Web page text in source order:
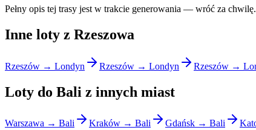
Pełny opis tej trasy jest w trakcie generowania — wróć za
Inne loty z Rzeszowa
Rzeszów → Londyn Rzeszów → Londyn Rzeszów →
Loty do Bali z innych miast
Warszawa → Bali Kraków → Bali Gdańsk → Bali